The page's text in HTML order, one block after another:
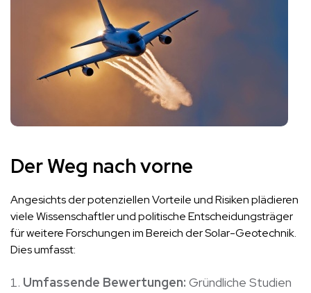
Der Weg nach vorne
Angesichts der potenziellen Vorteile und Risiken plädieren
viele Wissenschaftler und politische Entscheidungsträger
für weitere Forschungen im Bereich der Solar-Geotechnik.
Dies umfasst:
Umfassende Bewertungen: Gründliche Studien